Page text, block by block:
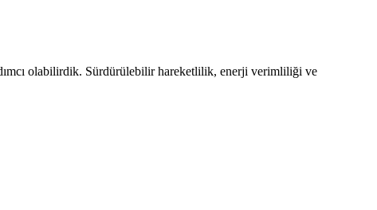
olabilirdik. Sürdürülebilir hareketlilik, enerji verimliliği ve